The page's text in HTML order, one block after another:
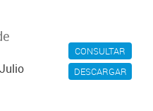
CONSULTAR
DESCARGAR